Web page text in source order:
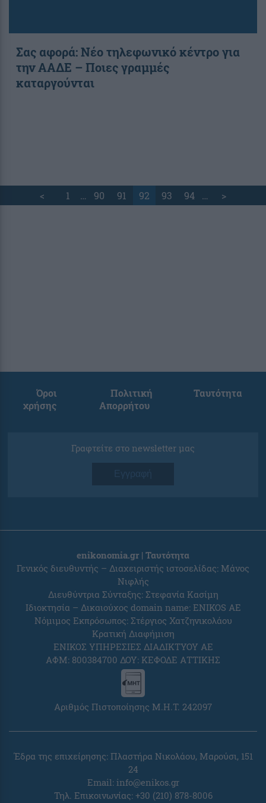
Σας αφορά: Νέο τηλεφωνικό κέντρο για
την ΑΑΔΕ – Ποιες γραμμές
καταργούνται
< 1 … 90 91 92 93 94 … >
Όροι
χρήσης
Πολιτική
Απορρήτου
Ταυτότητα
Γραφτείτε στο newsletter μας
Εγγραφή
enikonomia.gr | Ταυτότητα
Γενικός διευθυντής – Διαχειριστής ιστοσελίδας: Μάνος
Νιφλής
Διευθύντρια Σύνταξης: Στεφανία Κασίμη
Ιδιοκτησία – Δικαιούχος domain name: ENIKOS AE
Νόμιμος Εκπρόσωπος: Στέργιος Χατζηνικολάου
Κρατική Διαφήμιση
ΕΝΙΚΟΣ ΥΠΗΡΕΣΙΕΣ ΔΙΑΔΙΚΤΥΟΥ ΑΕ
ΑΦΜ: 800384700 ΔΟΥ: ΚΕΦΟΔΕ ΑΤΤΙΚΗΣ
Αριθμός Πιστοποίησης Μ.Η.Τ. 242097
Έδρα της επιχείρησης: Πλαστήρα Νικολάου, Μαρούσι, 151
24
Email: info@enikos.gr
Τηλ. Επικοινωνίας: +30 (210) 878-8006